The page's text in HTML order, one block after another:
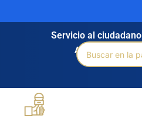
Agendamiento
Servicio al ciudadano
Buscar
por: